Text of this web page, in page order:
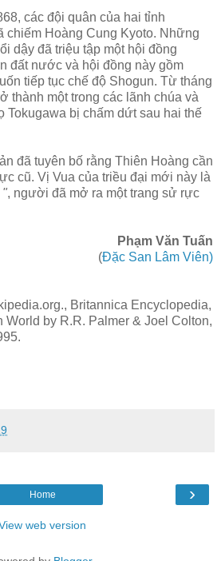
các đội quân của hai tỉnh
chiếm Hoàng Cung Kyoto. Những
dậy đã triệu tập một hội đồng
đất nước và hội đồng này gồm
tiếp tục chế độ Shogun. Từ tháng
thành một trong các lãnh chúa và
Tokugawa bị chấm dứt sau hai thế
đã tuyên bố rằng Thiên Hoàng cần
cũ. Vị Vua của triều đại mới này là
", người đã mở ra một trang sử rực
Phạm Văn Tuấn
(Đặc San Lâm Viên)
Britannica Encyclopedia,
World by R.R. Palmer & Joel Colton,
›
Home
web version